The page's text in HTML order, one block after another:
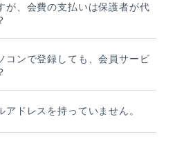
が、会費の支払いは保護者が代
コンで登録しても、会員サービ
ドレスを持っていません。